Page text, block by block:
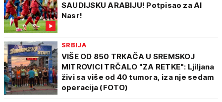
SAUDIJSKU ARABIJU! Potpisao za Al
Nasr!
SRBIJA
VIŠE OD 850 TRKAČA U SREMSKOJ
MITROVICI TRČALO "ZA RETKE": Ljiljana
živi sa više od 40 tumora, iza nje sedam
operacija (FOTO)